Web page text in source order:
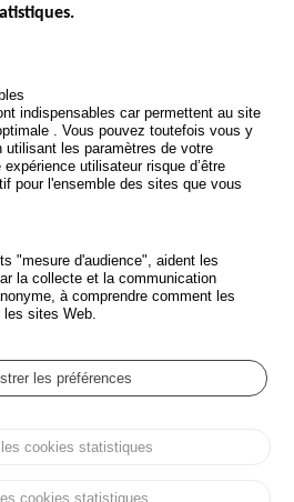
PERSONNELLES DES ACCIDENTS DE
données personnelles et Cookies
indispensables car permettent au site
. Vous pouvez toutefois vous y
utilisant les paramètres de votre
utilisateur risque d’être
pour l'ensemble des sites que vous
"mesure d'audience", aident les
la collecte et la communication
à comprendre comment les
sites Web.
les préférences
cookies statistiques
cookies statistiques